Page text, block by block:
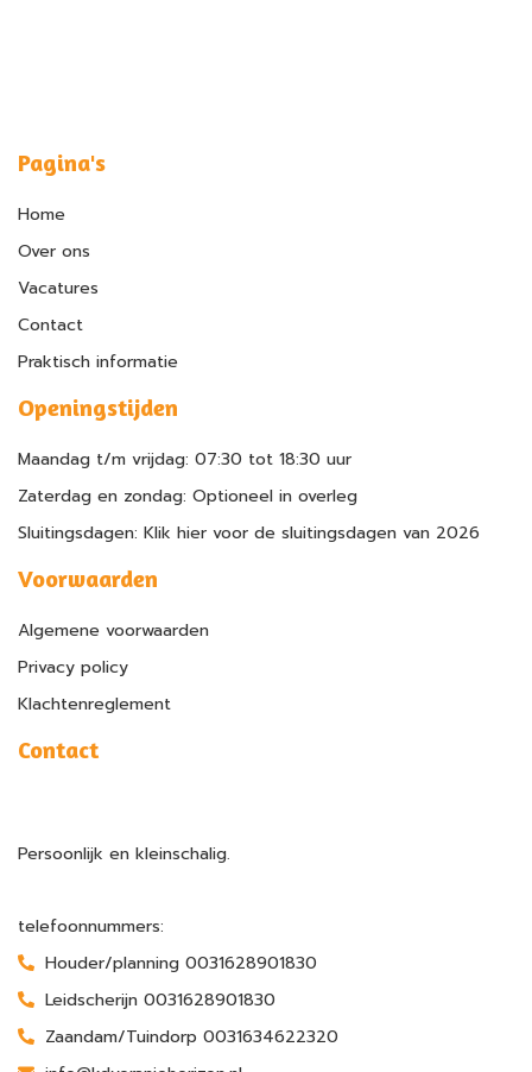
Pagina's
Home
Over ons
Vacatures
Contact
Praktisch informatie
Openingstijden
Maandag t/m vrijdag: 07:30 tot 18:30 uur
Zaterdag en zondag: Optioneel in overleg
Sluitingsdagen: Klik hier voor de sluitingsdagen van 2026
Voorwaarden
Algemene voorwaarden
Privacy policy
Klachtenreglement
Contact
Persoonlijk en kleinschalig.
telefoonnummers:
Houder/planning 0031628901830
Leidscherijn 0031628901830
Zaandam/Tuindorp 0031634622320